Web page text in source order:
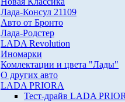
Лада-Консул 21109
Авто от Бронто
Лада-Родстер
LADA Revolution
Иномарки
Комлектации и цвета "Лады"
О других авто
LADA PRIORA
Тест-драйв LADA